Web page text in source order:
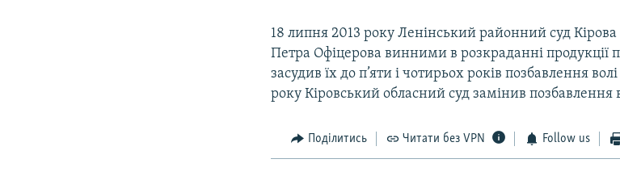
18 липня 2013 року Ленінський районний суд Кірова
Петра Офіцерова винними в розкраданні продукції
засудив їх до п’яти і чотирьох років позбавлення
року Кіровський обласний суд замінив позбавлення
Поділитись Читати без VPN Follow us